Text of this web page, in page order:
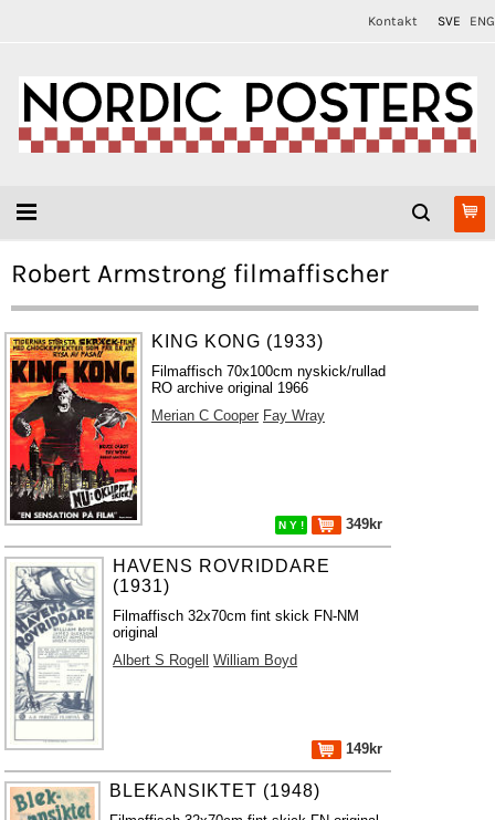
Kontakt SVE ENG
Robert Armstrong filmaffischer
KING KONG (1933)
Filmaffisch 70x100cm nyskick/rullad
RO archive original 1966
Merian C Cooper Fay Wray
N Y ! 349kr
HAVENS ROVRIDDARE
(1931)
Filmaffisch 32x70cm fint skick FN-NM
original
Albert S Rogell
William Boyd
149kr
BLEKANSIKTET (1948)